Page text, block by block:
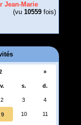
Jean-Marie
(vu 10559fois)
»
v. s. d.
2 3 4
9 10 11